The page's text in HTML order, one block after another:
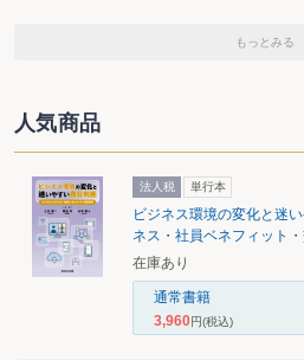
もっとみる
人気商品
法人税 単行本
ビジネス環境の変化と迷
ネス・社員ベネフィット
在庫あり
通常書籍
3,960円(税込)